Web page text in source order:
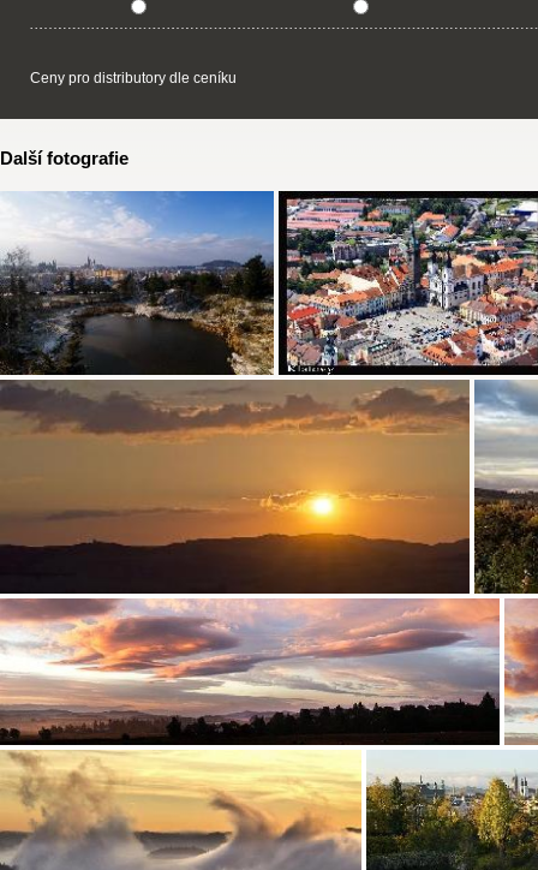
Ceny pro distributory dle ceníku
Další fotografie